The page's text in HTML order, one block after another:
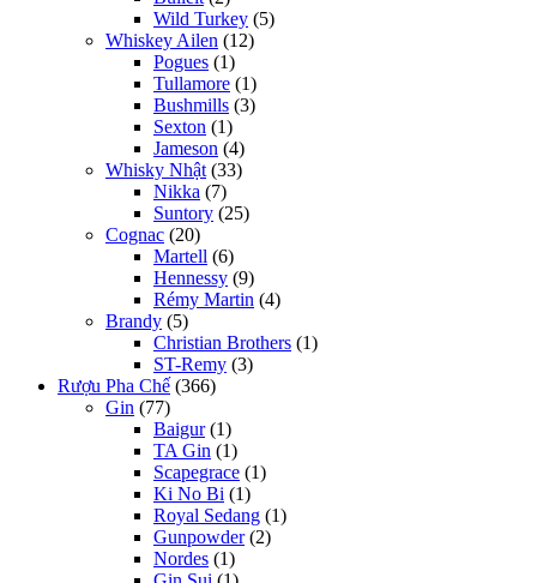
Wild Turkey (5)
Whiskey Ailen (12)
Pogues (1)
Tullamore (1)
Bushmills (3)
Sexton (1)
Jameson (4)
Whisky Nhật (33)
Nikka (7)
Suntory (25)
Cognac (20)
Martell (6)
Hennessy (9)
Rémy Martin (4)
Brandy (5)
Christian Brothers (1)
ST-Remy (3)
Rượu Pha Chế (366)
Gin (77)
Baigur (1)
TA Gin (1)
Scapegrace (1)
Ki No Bi (1)
Royal Sedang (1)
Gunpowder (2)
Nordes (1)